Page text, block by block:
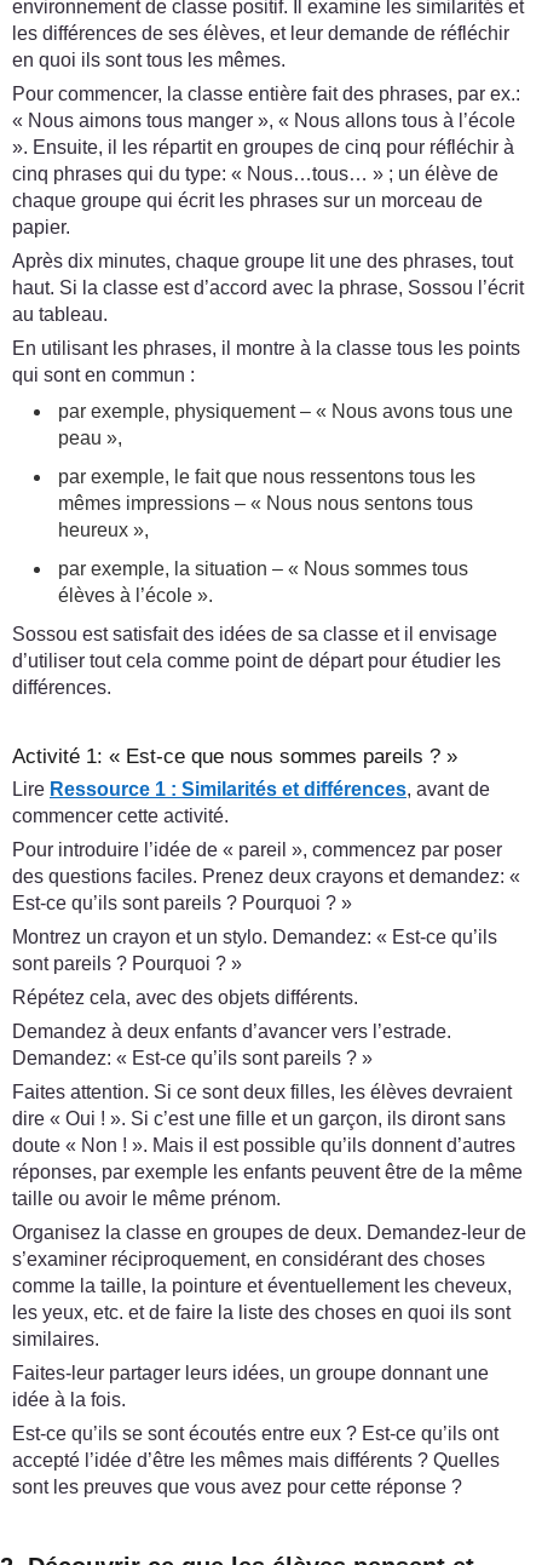
environnement de classe positif. Il examine les similarités et
les différences de ses élèves, et leur demande de réfléchir
en quoi ils sont tous les mêmes.
Pour commencer, la classe entière fait des phrases, par ex.:
« Nous aimons tous manger », « Nous allons tous à l’école
». Ensuite, il les répartit en groupes de cinq pour réfléchir à
cinq phrases qui du type: « Nous…tous… » ; un élève de
chaque groupe qui écrit les phrases sur un morceau de
papier.
Après dix minutes, chaque groupe lit une des phrases, tout
haut. Si la classe est d’accord avec la phrase, Sossou l’écrit
au tableau.
En utilisant les phrases, il montre à la classe tous les points
qui sont en commun :
par exemple, physiquement – « Nous avons tous une
peau »,
par exemple, le fait que nous ressentons tous les
mêmes impressions – « Nous nous sentons tous
heureux »,
par exemple, la situation – « Nous sommes tous
élèves à l’école ».
Sossou est satisfait des idées de sa classe et il envisage
d’utiliser tout cela comme point de départ pour étudier les
différences.
Activité 1: « Est-ce que nous sommes pareils ? »
Lire Ressource 1 : Similarités et différences, avant de
commencer cette activité.
Pour introduire l’idée de « pareil », commencez par poser
des questions faciles. Prenez deux crayons et demandez: «
Est-ce qu’ils sont pareils ? Pourquoi ? »
Montrez un crayon et un stylo. Demandez: « Est-ce qu’ils
sont pareils ? Pourquoi ? »
Répétez cela, avec des objets différents.
Demandez à deux enfants d’avancer vers l’estrade.
Demandez: « Est-ce qu’ils sont pareils ? »
Faites attention. Si ce sont deux filles, les élèves devraient
dire « Oui ! ». Si c’est une fille et un garçon, ils diront sans
doute « Non ! ». Mais il est possible qu’ils donnent d’autres
réponses, par exemple les enfants peuvent être de la même
taille ou avoir le même prénom.
Organisez la classe en groupes de deux. Demandez-leur de
s’examiner réciproquement, en considérant des choses
comme la taille, la pointure et éventuellement les cheveux,
les yeux, etc. et de faire la liste des choses en quoi ils sont
similaires.
Faites-leur partager leurs idées, un groupe donnant une
idée à la fois.
Est-ce qu’ils se sont écoutés entre eux ? Est-ce qu’ils ont
accepté l’idée d’être les mêmes mais différents ? Quelles
sont les preuves que vous avez pour cette réponse ?